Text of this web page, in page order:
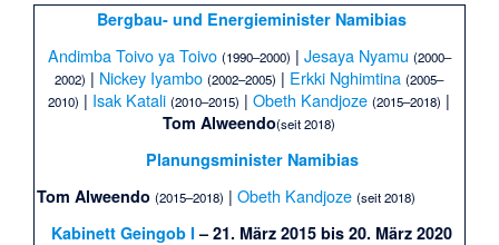
Bergbau- und Energieminister Namibias
Andimba Toivo ya Toivo (1990–2000) | Jesaya Nyamu (2000–
2002) | Nickey Iyambo (2002–2005) | Erkki Nghimtina (2005–
2010) | Isak Katali (2010–2015) |Obeth Kandjoze (2015–2018) |
Tom Alweendo(seit 2018)
Planungsminister Namibias
Tom Alweendo (2015–2018) |Obeth Kandjoze (seit 2018)
Kabinett Geingob I – 21. März 2015 bis 20. März 2020